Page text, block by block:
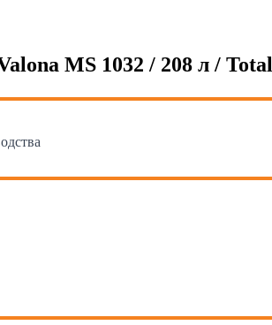
MS 1032 / 208 л / Total